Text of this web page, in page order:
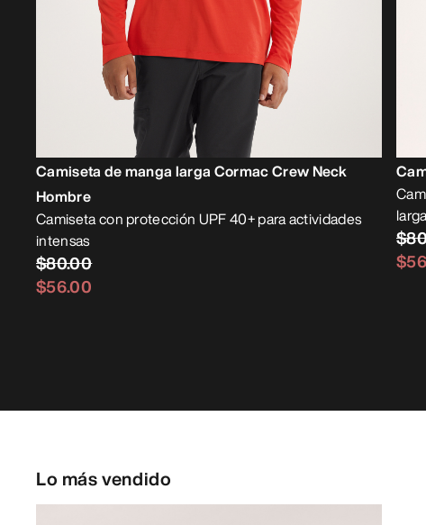
Camiseta de manga larga Cormac Crew Neck
Hombre
Camiseta con protección UPF 40+ para actividades
intensas
$80.00
$56.00
Lo más vendido